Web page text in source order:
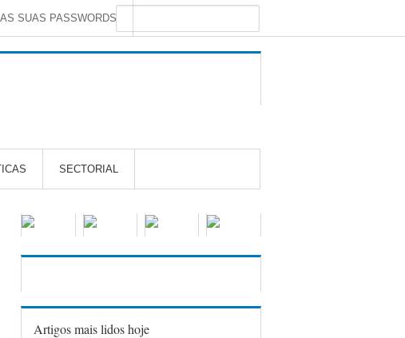
SUAS PASSWORDS
SECTORIAL
Artigos mais lidos hoje